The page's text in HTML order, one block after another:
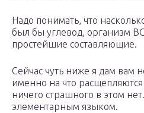
Надо понимать, что
был бы углевод, организм
простейшие составляющие.
Сейчас чуть ниже я дам вам
именно на что расщепляются
ничего страшного в этом
элементарным языком.